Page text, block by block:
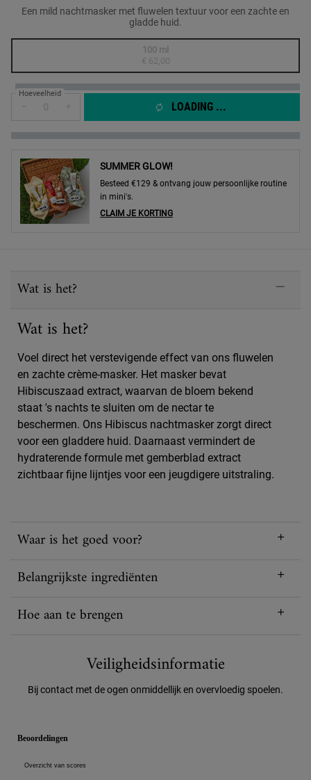
Een mild nachtmasker met fluwelen textuur voor een zachte en
gladde huid.
Geselecteerd
De productvariant is niet in voorraad, {0}
100 ml
€ 62,00
, 1 of 1
Hoeveelheid
LOADING ...
SUMMER GLOW!
Besteed €129 & ontvang jouw persoonlijke routine
in mini's.
CLAIM JE KORTING
Wat is het?
Wat is het?
Voel direct het verstevigende effect van ons fluwelen
en zachte crème-masker. Het masker bevat
Hibiscuszaad extract, waarvan de bloem bekend
staat 's nachts te sluiten om de nectar te
beschermen. Ons Hibiscus nachtmasker zorgt direct
voor een gladdere huid. Daarnaast vermindert de
hydraterende formule met gemberblad extract
zichtbaar fijne lijntjes voor een jeugdigere uitstraling.
Waar is het goed voor?
Belangrijkste ingrediënten
Hoe aan te brengen
Veiligheidsinformatie
Bij contact met de ogen onmiddellijk en overvloedig spoelen.